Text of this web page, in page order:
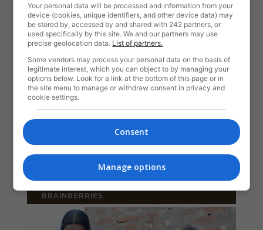
Your personal data will be processed and information from your
device (cookies, unique identifiers, and other device data) may
be stored by, accessed by and shared with 242 partners, or
used specifically by this site. We and our partners may use
precise geolocation data. List of partners.
Some vendors may process your personal data on the basis of
legitimate interest, which you can object to by managing your
options below. Look for a link at the bottom of this page or in
the site menu to manage or withdraw consent in privacy and
cookie settings.
Consent
Manage options